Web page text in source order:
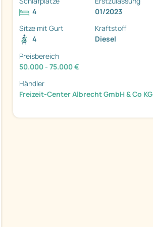
4
01/2023
Sitze mit Gurt
4
Kraftstoff
Diesel
Preisbereich
50.000 - 75.000 €
Händler
Freizeit-Center Albrecht GmbH & Co KG